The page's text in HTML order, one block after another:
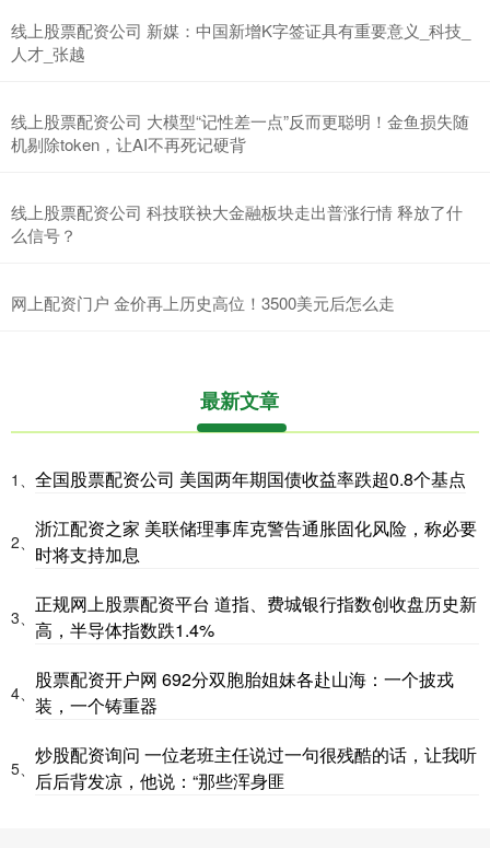
线上股票配资公司 新媒：中国新增K字签证具有重要意义_科技_
人才_张越
线上股票配资公司 大模型“记性差一点”反而更聪明！金鱼损失随
机剔除token，让AI不再死记硬背
线上股票配资公司 科技联袂大金融板块走出普涨行情 释放了什
么信号？
网上配资门户 金价再上历史高位！3500美元后怎么走
最新文章
1、 全国股票配资公司 美国两年期国债收益率跌超0.8个基点
2、
浙江配资之家 美联储理事库克警告通胀固化风险，称必要
时将支持加息
3、
正规网上股票配资平台 道指、费城银行指数创收盘历史新
高，半导体指数跌1.4%
4、
股票配资开户网 692分双胞胎姐妹各赴山海：一个披戎
装，一个铸重器
5、
炒股配资询问 一位老班主任说过一句很残酷的话，让我听
后后背发凉，他说：“那些浑身匪